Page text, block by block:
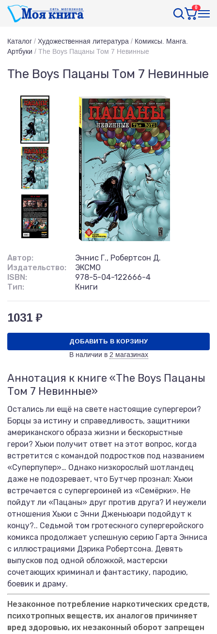
0
Каталог / Художественная литература / Комиксы. Манга.
Артбуки / The Boys Пацаны Том 7 Невинные
The Boys Пацаны Том 7 Невинные
Автор:
Эннис Г., Робертсон Д.
Издательство:
ЭКСМО
ISBN:
978-5-04-122666-4
Тип:
Книги
1031 ₽
ДОБАВИТЬ В КОРЗИНУ
В наличии в 2 магазинах
Аннотация к книге «The Boys Пацаны
Том 7 Невинные»
Остались ли ещё на свете настоящие супергерои?
Борцы за истину и справедливость, защитники
американского образа жизни и бескорыстные
герои? Хьюи получит ответ на этот вопрос, когда
встретится с командой подростков под названием
«Суперпупер»… Однако низкорослый шотландец
даже не подозревает, что Бутчер прознал: Хьюи
встречается с супергероиней из «Семёрки». Не
пойдут ли «Пацаны» друг против друга? И неужели
отношения Хьюи с Энни Дженьюари подойдут к
концу?.. Седьмой том гротескного супергеройского
комикса продолжает успешную серию Гарта Энниса
с иллюстрациями Дэрика Робертсона. Девять
выпусков под одной обложкой, мастерски
сочетающих криминал и фантастику, пародию,
боевик и драму.
Незаконное потребление наркотических средств,
психотропных веществ, их аналогов причиняет
вред здоровью, их незаконный оборот запрещен